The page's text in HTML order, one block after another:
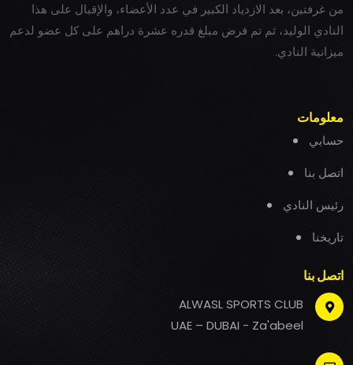
من غرفتين، بعد الازدياد الكبير في عدد الأعضاء، والإقبال على هذا
النادي الوليد، ثم تم فرض مبلغ قدره عشرة دراهم على كل عضو لدعم
ميزانية النادي.
معلومات
حسابي
اتصل بنا
رئيس النادي
تاريخنا
اتصل بنا
ALWASL SPORTS CLUB
UAE – DUBAI - Za'abeel